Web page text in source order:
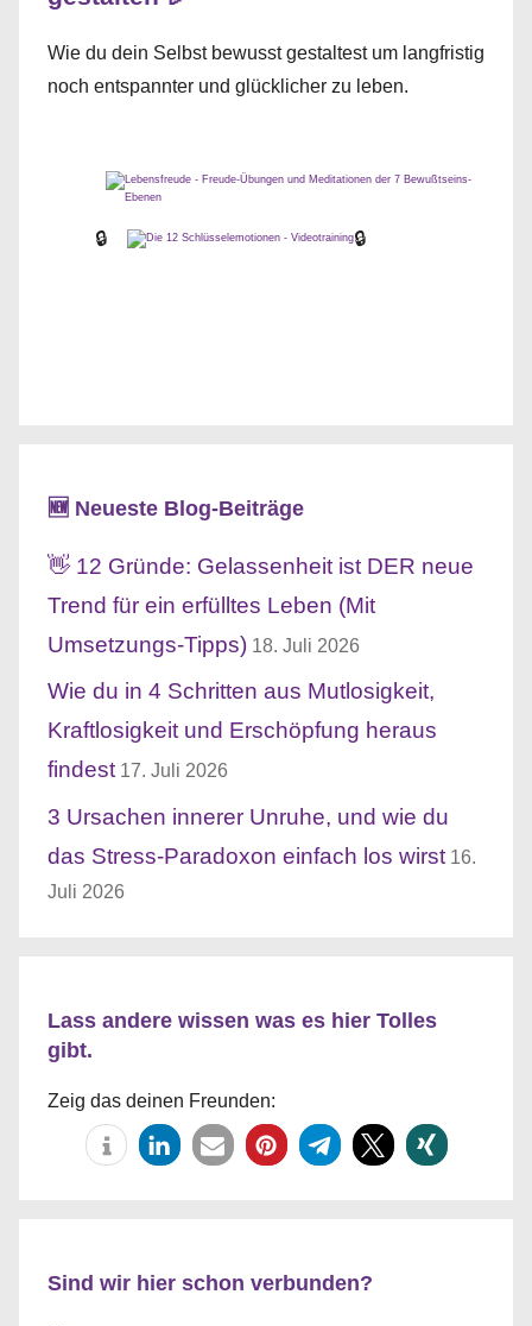
Wie du dein Selbst bewusst gestaltest um langfristig
noch entspannter und glücklicher zu leben.
🔒 🔒
🆕 Neueste Blog-Beiträge
👋 12 Gründe: Gelassenheit ist DER neue
Trend für ein erfülltes Leben (Mit
Umsetzungs-Tipps) 18. Juli 2026
Wie du in 4 Schritten aus Mutlosigkeit,
Kraftlosigkeit und Erschöpfung heraus
findest 17. Juli 2026
3 Ursachen innerer Unruhe, und wie du
das Stress-Paradoxon einfach los wirst 16.
Juli 2026
Lass andere wissen was es hier Tolles
gibt.
Zeig das deinen Freunden:
Sind wir hier schon verbunden?